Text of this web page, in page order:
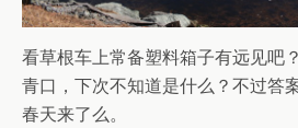
看草根车上常备塑料箱子有远见吧
青口，下次不知道是什么？不过答
春天来了么。